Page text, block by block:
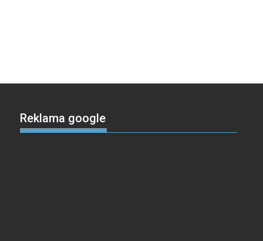
Reklama google